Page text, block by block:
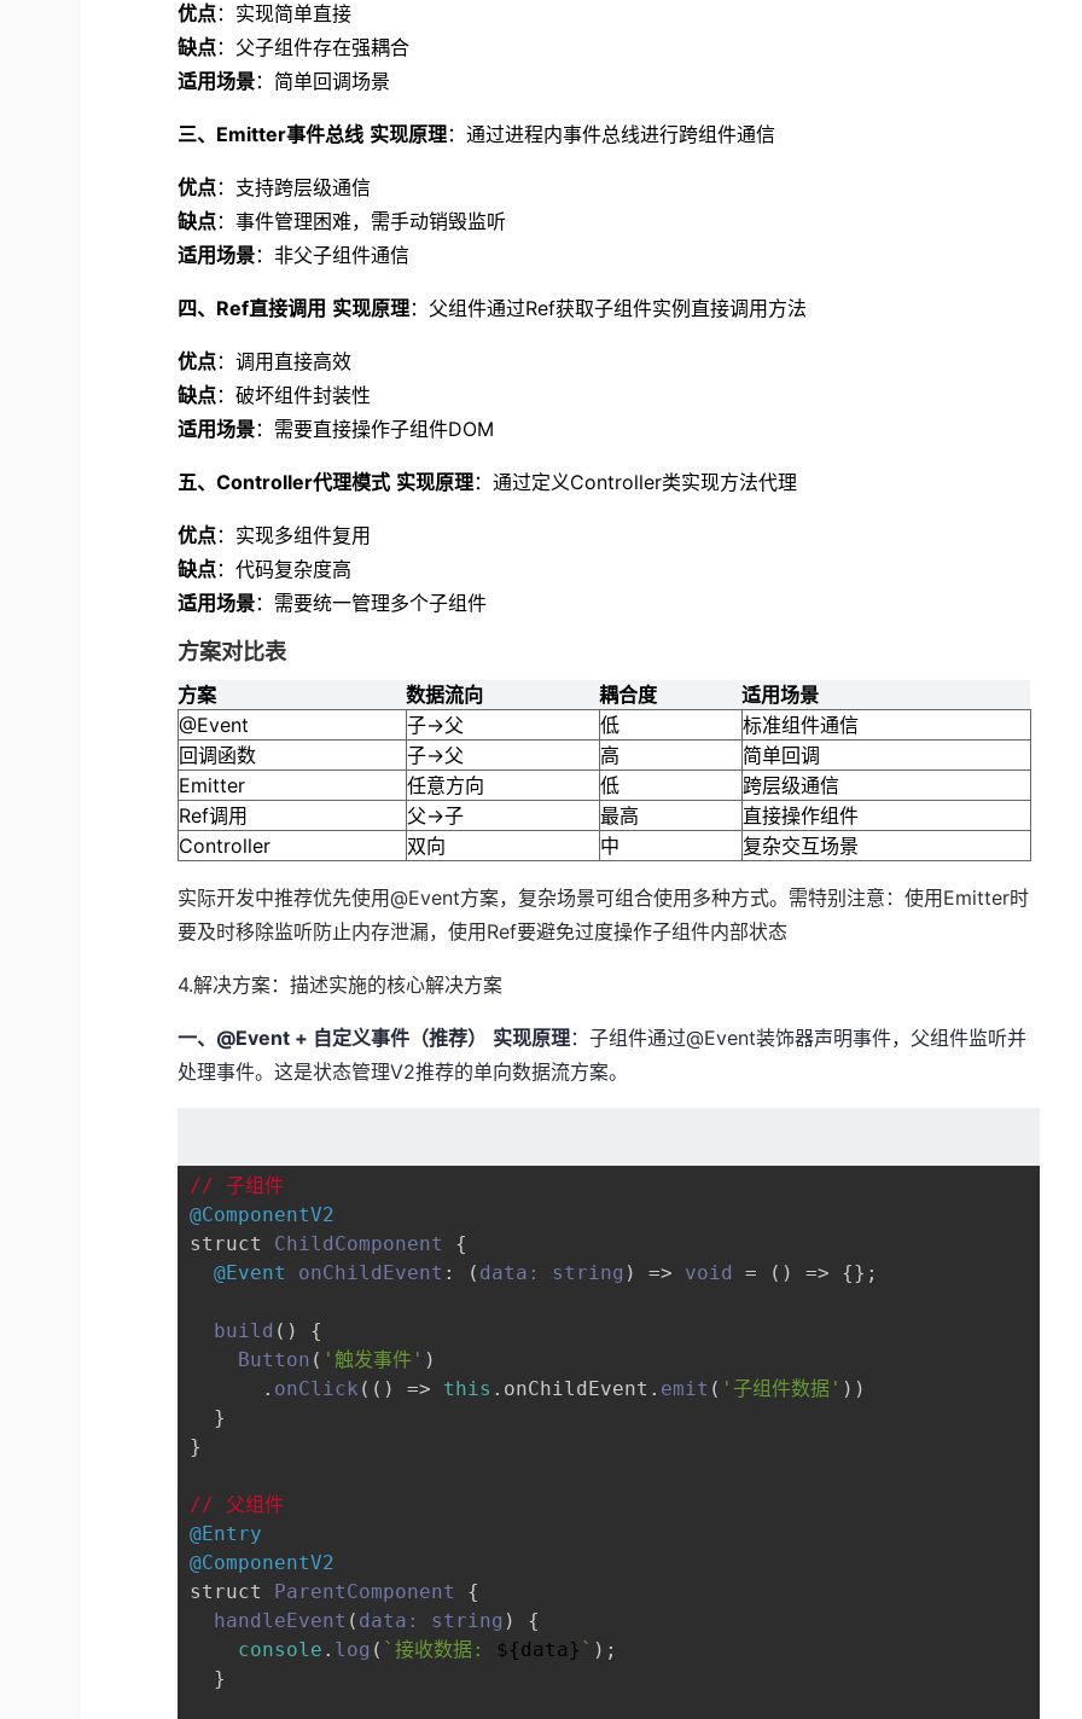
优点：实现简单直接
缺点：父子组件存在强耦合
适用场景：简单回调场景
三、Emitter事件总线 实现原理：通过进程内事件总线进行跨组件通信
优点：支持跨层级通信
缺点：事件管理困难，需手动销毁监听
适用场景：非父子组件通信
四、Ref直接调用 实现原理：父组件通过Ref获取子组件实例直接调用方法
优点：调用直接高效
缺点：破坏组件封装性
适用场景：需要直接操作子组件DOM
五、Controller代理模式 实现原理：通过定义Controller类实现方法代理
优点：实现多组件复用
缺点：代码复杂度高
适用场景：需要统一管理多个子组件
方案对比表
方案 数据流向 耦合度
适用场景
@Event
子→父 低
标准组件通信
回调函数
子→父 高
简单回调
Emitter
任意方向 低
跨层级通信
Ref调用
父→子 最高
直接操作组件
Controller
双向 中 复杂交互场景
实际开发中推荐优先使用@Event方案，复杂场景可组合使用多种方式。需特别注意：使用Emitter时
要及时移除监听防止内存泄漏，使用Ref要避免过度操作子组件内部状态
4.解决方案：描述实施的核心解决方案
一、@Event + 自定义事件（推荐） 实现原理：子组件通过@Event装饰器声明事件，父组件监听并
处理事件。这是状态管理V2推荐的单向数据流方案。
// 子组件
@ComponentV2
struct ChildComponent
{
@Event
onChildEvent : ( data: string ) => void = () => {};
build ( ) {
Button ( '触发事件' )
      .
onClick ( () => this . onChildEvent . emit ( '子组件数据' ))
  }
}
// 父组件
@Entry
@ComponentV2
struct ParentComponent
{
handleEvent ( data: string ) {
console . log ( `接收数据: ${data} ` );
  }